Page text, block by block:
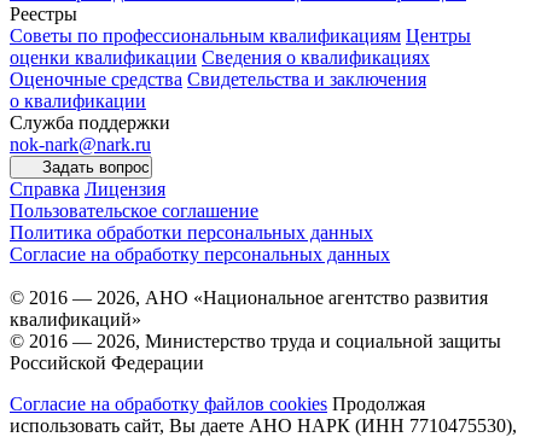
Реестры
Советы по профессиональным квалификациям Центры
оценки квалификации Сведения о квалификациях
Оценочные средства Свидетельства и заключения
о квалификации
Служба поддержки
nok-nark@nark.ru
Задать вопрос
Справка Лицензия
Пользовательское соглашение
Политика обработки персональных данных
Согласие на обработку персональных данных
© 2016 — 2026, АНО «Национальное агентство развития
квалификаций»
© 2016 — 2026, Министерство труда и социальной защиты
Российской Федерации
Согласие на обработку файлов cookies Продолжая
использовать сайт, Вы даете АНО НАРК (ИНН 7710475530),